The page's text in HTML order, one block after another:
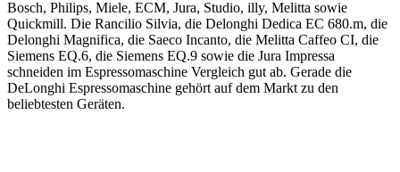
Bosch, Philips, Miele, ECM, Jura, Studio, illy, Melitta sowie
Quickmill. Die Rancilio Silvia, die Delonghi Dedica EC 680.m, die
Delonghi Magnifica, die Saeco Incanto, die Melitta Caffeo CI, die
Siemens EQ.6, die Siemens EQ.9 sowie die Jura Impressa
schneiden im Espressomaschine Vergleich gut ab. Gerade die
DeLonghi Espressomaschine gehört auf dem Markt zu den
beliebtesten Geräten.